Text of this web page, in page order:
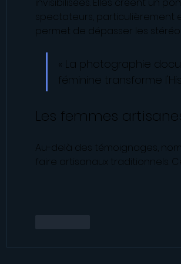
invisibilisées. Elles créent un
spectateurs, particulièrement
permet de dépasser les
« La photographie
féminine transforme
Les femmes
Au-delà des témoignages,
faire artisanaux traditionnels.